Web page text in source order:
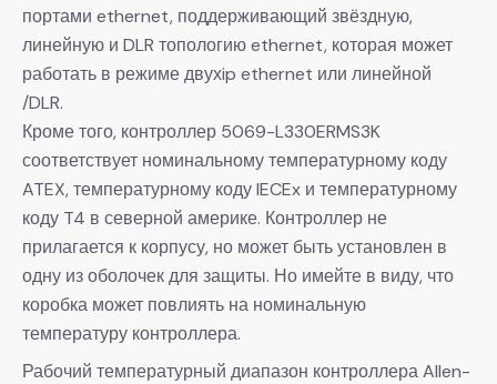
портами ethernet, поддерживающий звёздную,
линейную и DLR топологию ethernet, которая может
работать в режиме двухip ethernet или линейной
/DLR.
Кроме того, контроллер 5069-L330ERMS3K
соответствует номинальному температурному коду
ATEX, температурному коду IECEx и температурному
коду T4 в северной америке. Контроллер не
прилагается к корпусу, но может быть установлен в
одну из оболочек для защиты. Но имейте в виду, что
коробка может повлиять на номинальную
температуру контроллера.
Рабочий температурный диапазон контроллера Allen-